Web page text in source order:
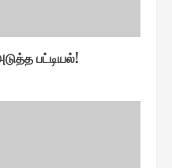
பட்டியல்!